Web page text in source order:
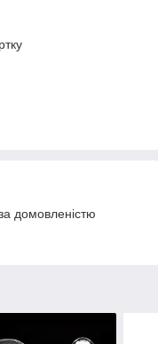
домовленістю